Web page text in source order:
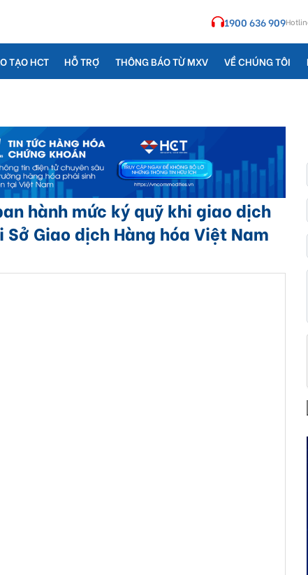
1900 636 909
TẠO HCT HỖ TRỢ THÔNG BÁO TỪ MXV VỀ CHÚNG TÔI
hành mức ký quỹ khi giao dịch
Giao dịch Hàng hóa Việt Nam